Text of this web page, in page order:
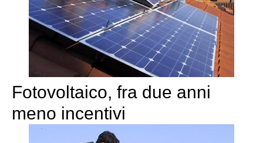
Fotovoltaico, fra due anni
meno incentivi